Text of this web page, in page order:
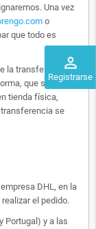
perm_identity
Registrarse
Una vez
o
que todo es
la transferencia,
que si alguien
tienda física,
se
DHL, en la
el pedido.
Portugal) y a las